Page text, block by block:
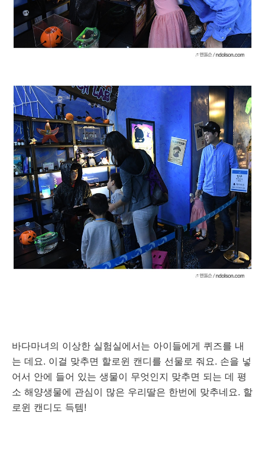
바다마녀의 이상한 실험실에서는 아이들에게 퀴즈를 내
는 데요. 이걸 맞추면 할로윈 캔디를 선물로 줘요. 손을 넣
어서 안에 들어 있는 생물이 무엇인지 맞추면 되는 데 평
소 해양생물에 관심이 많은 우리딸은 한번에 맞추네요. 할
로윈 캔디도 득템!